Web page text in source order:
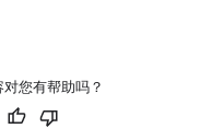
您有帮助吗？